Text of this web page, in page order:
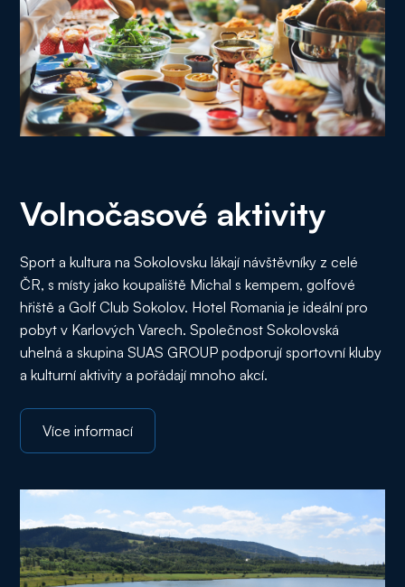
Volnočasové aktivity
Sport a kultura na Sokolovsku lákají návštěvníky z celé
ČR, s místy jako koupaliště Michal s kempem, golfové
hřiště a Golf Club Sokolov. Hotel Romania je ideální pro
pobyt v Karlových Varech. Společnost Sokolovská
uhelná a skupina SUAS GROUP podporují sportovní kluby
a kulturní aktivity a pořádají mnoho akcí.
Více informací